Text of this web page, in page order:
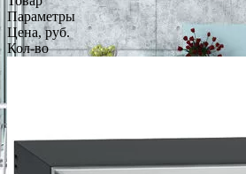
Параметры
Цена, руб.
Кол-во